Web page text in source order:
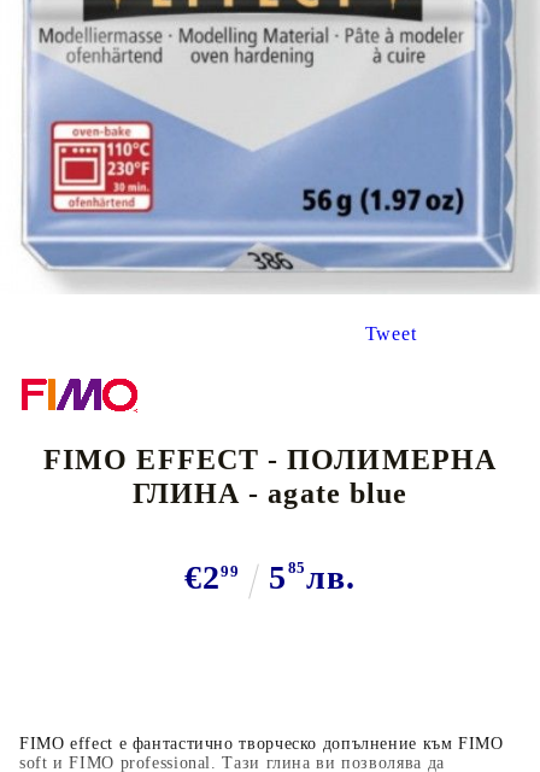
Tweet
FIMO EFFECT - ПОЛИМЕРНА
ГЛИНА - agate blue
€299 5 85лв.
FIMO effect е фантастично творческо допълнение към FIMO
soft и FIMO professional. Тази глина ви позволява да